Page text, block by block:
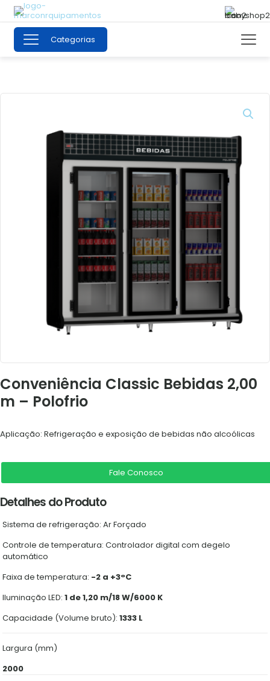
Categorias
Conveniência Classic Bebidas 2,00
m – Polofrio
Aplicação: Refrigeração e exposição de bebidas não alcoólicas
Fale Conosco
Detalhes do Produto
Sistema de refrigeração: Ar Forçado
Controle de temperatura: Controlador digital com degelo
automático
Faixa de temperatura: -2 a +3°C
Iluminação LED:1 de 1,20 m/18 W/6000 K
Capacidade (Volume bruto):1333 L
Largura (mm)
2000